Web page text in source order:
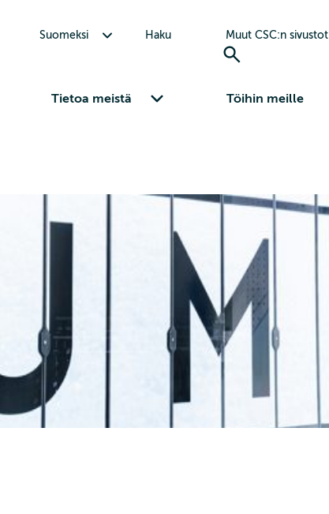
Suomeksi Haku Muut CSC:n sivustot
Tietoa meistä Töihin meille